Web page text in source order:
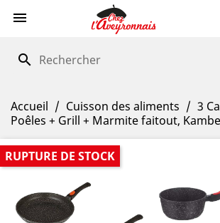

search
Accueil Cuisson des aliments
3
Poêles + Grill + Marmite faitout,
RUPTURE DE STOCK